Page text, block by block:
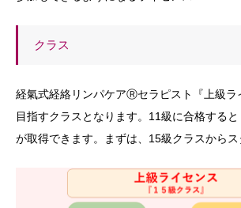
クラス
経氣式経絡リンパケアⓇセラピスト『上級ラ
目指すクラスとなります。11級に合格すると
が取得できます。まずは、15級クラスからス